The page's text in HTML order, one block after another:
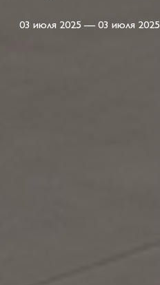
03 июля 2025 — 03 июля 2025